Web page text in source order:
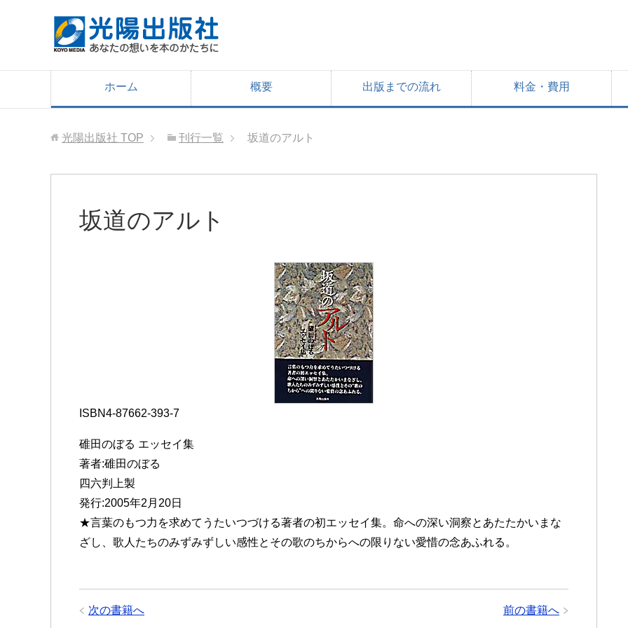
ホーム 概要 出版までの流れ 料金・費用
光陽出版社 TOP 刊行一覧 坂道のアルト
坂道のアルト
ISBN4-87662-393-7
碓田のぼる エッセイ集
著者:碓田のぼる
四六判上製
発行:2005年2月20日
★言葉のもつ力を求めてうたいつづける著者の初エッセイ集。命への深い洞察とあたたかいまな
ざし、歌人たちのみずみずしい感性とその歌のちからへの限りない愛惜の念あふれる。
前の書籍へ
次の書籍へ